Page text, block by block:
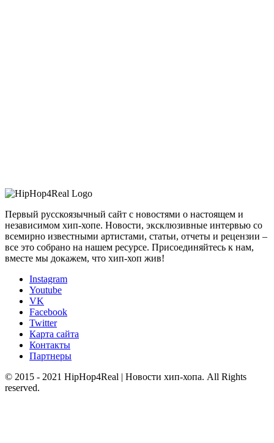
Первый русскоязычный сайт с новостями о настоящем и
независимом хип-хопе. Новости, эксклюзивные интервью со
всемирно известными артистами, статьи, отчеты и рецензии –
все это собрано на нашем ресурсе. Присоединяйтесь к нам,
вместе мы докажем, что хип-хоп жив!
Instagram
Youtube
VK
Facebook
Twitter
Карта сайта
Контакты
Партнеры
© 2015 - 2021 HipHop4Real | Новости хип-хопа. All Rights
reserved.